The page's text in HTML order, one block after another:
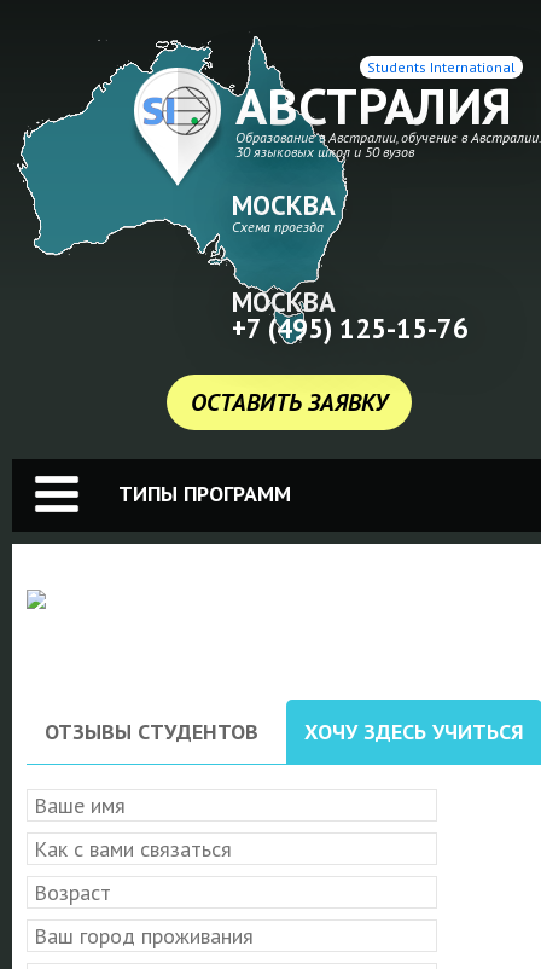
АВСТРАЛИЯ
Образование в Австралии, обучение в Австралии.
30 языковых школ и 50 вузов
Students International
ОСТАВИТЬ ЗАЯВКУ
МОСКВА
Схема проезда
МОСКВА
+7 (495) 125-15-76
ТИПЫ ПРОГРАММ
ОТЗЫВЫ СТУДЕНТОВ ХОЧУ ЗДЕСЬ УЧИТЬСЯ